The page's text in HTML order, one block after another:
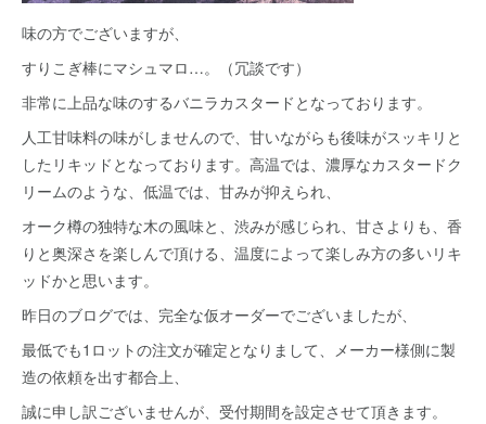
味の方でございますが、
すりこぎ棒にマシュマロ…。（冗談です）
非常に上品な味のするバニラカスタードとなっております。
人工甘味料の味がしませんので、甘いながらも後味がスッキリと
したリキッドとなっております。高温では、濃厚なカスタードク
リームのような、低温では、甘みが抑えられ、
オーク樽の独特な木の風味と、渋みが感じられ、甘さよりも、香
りと奥深さを楽しんで頂ける、温度によって楽しみ方の多いリキ
ッドかと思います。
昨日のブログでは、完全な仮オーダーでございましたが、
最低でも1ロットの注文が確定となりまして、メーカー様側に製
造の依頼を出す都合上、
誠に申し訳ございませんが、受付期間を設定させて頂きます。